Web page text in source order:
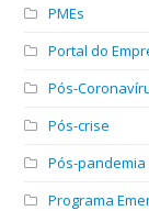
PMEs
Portal do
Pós-
Pós-crise
Pós-pandemia
Programa